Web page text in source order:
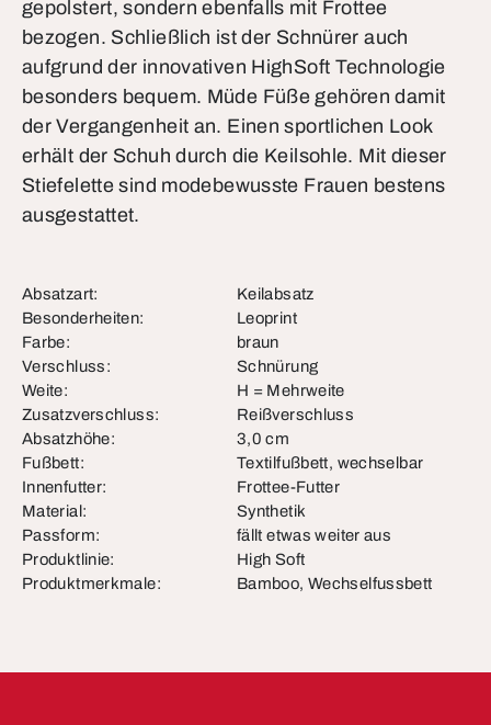
gepolstert, sondern ebenfalls mit Frottee
bezogen. Schließlich ist der Schnürer auch
aufgrund der innovativen HighSoft Technologie
besonders bequem. Müde Füße gehören damit
der Vergangenheit an. Einen sportlichen Look
erhält der Schuh durch die Keilsohle. Mit dieser
Stiefelette sind modebewusste Frauen bestens
ausgestattet.
Absatzart:
Keilabsatz
Besonderheiten:
Leoprint
Farbe:
braun
Verschluss:
Schnürung
Weite:
H = Mehrweite
Zusatzverschluss:
Reißverschluss
Absatzhöhe:
3,0 cm
Fußbett:
Textilfußbett, wechselbar
Innenfutter:
Frottee-Futter
Material:
Synthetik
Passform:
fällt etwas weiter aus
Produktlinie:
High Soft
Produktmerkmale:
Bamboo, Wechselfussbett